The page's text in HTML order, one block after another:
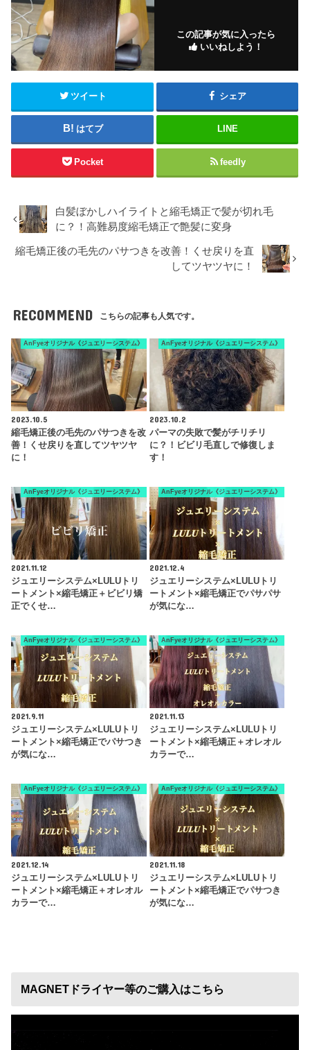
この記事が気に入ったら
いいねしよう！
ツイート シェア
はてブ LINE
Pocket feedly
白髪ぼかしハイライトと縮毛矯正で髪が切れ毛
に？！高難易度縮毛矯正で艶髪に変身
縮毛矯正後の毛先のパサつきを改善！くせ戻りを直
してツヤツヤに！
RECOMMEND こちらの記事も人気です。
AnFyeオリジナル《ジュエリーシステム》
2023.10.5
縮毛矯正後の毛先のパサつきを改
善！くせ戻りを直してツヤツヤ
に！
AnFyeオリジナル《ジュエリーシステム》
2023.10.2
パーマの失敗で髪がチリチリ
に？！ビビリ毛直しで修復しま
す！
AnFyeオリジナル《ジュエリーシステム》
2021.11.12
ジュエリーシステム×LULUトリ
ートメント×縮毛矯正＋ビビリ矯
正でくせ…
AnFyeオリジナル《ジュエリーシステム》
2021.12.4
ジュエリーシステム×LULUトリ
ートメント×縮毛矯正でパサパサ
が気にな…
AnFyeオリジナル《ジュエリーシステム》
2021.9.11
ジュエリーシステム×LULUトリ
ートメント×縮毛矯正でパサつき
が気にな…
AnFyeオリジナル《ジュエリーシステム》
2021.11.13
ジュエリーシステム×LULUトリ
ートメント×縮毛矯正＋オレオル
カラーで…
AnFyeオリジナル《ジュエリーシステム》
2021.12.14
ジュエリーシステム×LULUトリ
ートメント×縮毛矯正＋オレオル
カラーで…
AnFyeオリジナル《ジュエリーシステム》
2021.11.18
ジュエリーシステム×LULUトリ
ートメント×縮毛矯正でパサつき
が気にな…
MAGNETドライヤー等のご購入はこちら